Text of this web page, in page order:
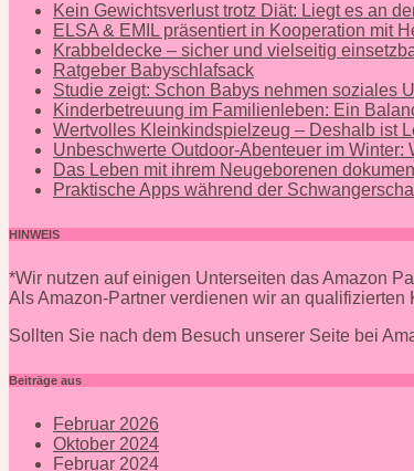
Kein Gewichtsverlust trotz Diät: Liegt es an
ELSA & EMIL präsentiert in Kooperation mit
Krabbeldecke – sicher und vielseitig
Ratgeber Babyschlafsack
Studie zeigt: Schon Babys nehmen soziales
Kinderbetreuung im Familienleben: Ein
Wertvolles Kleinkindspielzeug – Deshalb ist
Unbeschwerte Outdoor-Abenteuer im
Das Leben mit ihrem Neugeborenen
Praktische Apps während der
HINWEIS
*Wir nutzen auf einigen Unterseiten das Amazon
Als Amazon-Partner verdienen wir an qualifizierten
Sollten Sie nach dem Besuch unserer Seite bei
Beiträge aus
Februar 2026
Oktober 2024
Februar 2024